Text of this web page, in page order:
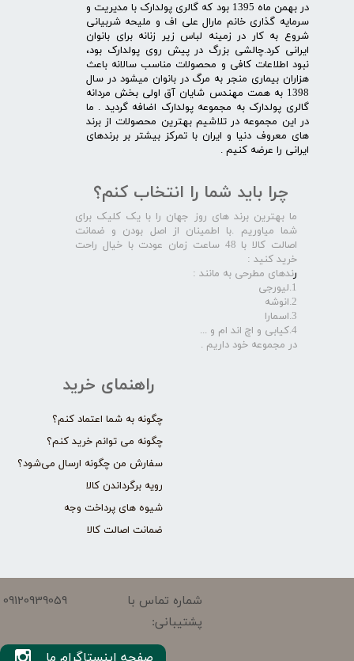
در بهمن ماه 1395 بود که گالری پولدارک با مدیریت و
سرمایه گذاری خانم مارال علی اف و ملیحه شربیانی
شروع به کار در زمینه لباس زیر زنانه برای بانوان
ایرانی کرد.چالشی بزرگ در پیش روی پولدارک بود،
نبود اطلاعات کافی و محصولات مناسب سالانه باعث
هزاران بیماری منجر به مرگ در بانوان میشود در سال
1398 به همت مهندس شایان آق اولی بخش مردانه
گالری پولدارک به مجموعه پولدارک اضافه گردید . ما
در این مجموعه در تلاشیم بهترین محصولات از برند
های معروف دنیا و ایران با تمرکز بیشتر بر برندهای
ایرانی را عرضه کنیم .​​​​​​​
راهنمای خرید
چگونه به شما اعتماد کنم؟
چگونه می توانم خرید کنم؟
سفارش من چگونه ارسال می‌شود؟
رویه برگرداندن کالا
شیوه های پرداخت وجه
ضمانت اصالت کالا
چرا باید شما را انتخاب کنم؟
ما بهترین برند های روز جهان را با یک کلیک برای
شما میاوریم .با اطمینان از اصل بودن و ضمانت
اصالت کالا با 48 ساعت زمان عودت با خیال راحت
خرید کنید :
رندهای مطرحی به مانند :
1.لیورجی
2.انوشه
3.اسمارا
4.کیابی و اچ اند ام و ...
در مجموعه خود داریم .​​​​​​​
شماره تماس با
پشتیبانی:
09120939059